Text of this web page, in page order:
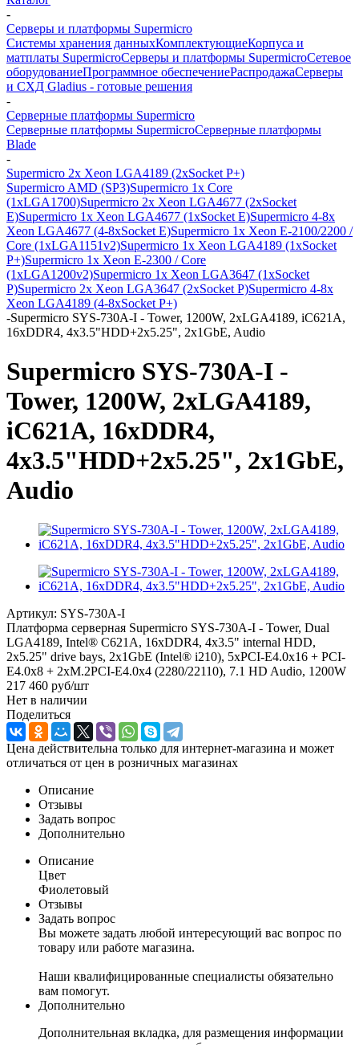
-
Серверы и платформы Supermicro
Системы хранения данныхКомплектующиеКорпуса и
матплаты SupermicroСерверы и платформы SupermicroСетевое
оборудованиеПрограммное обеспечениеРаспродажаСерверы
и СХД Gladius - готовые решения
-
Серверные платформы Supermicro
Серверные платформы SupermicroСерверные платформы
Blade
-
Supermicro 2x Xeon LGA4189 (2xSocket P+)
Supermicro AMD (SP3)Supermicro 1x Core
(1xLGA1700)Supermicro 2x Xeon LGA4677 (2xSocket
E)Supermicro 1x Xeon LGA4677 (1xSocket E)Supermicro 4-8x
Xeon LGA4677 (4-8xSocket E)Supermicro 1x Xeon E-2100/2200 /
Core (1xLGA1151v2)Supermicro 1x Xeon LGA4189 (1xSocket
P+)Supermicro 1x Xeon E-2300 / Core
(1xLGA1200v2)Supermicro 1x Xeon LGA3647 (1xSocket
P)Supermicro 2x Xeon LGA3647 (2xSocket P)Supermicro 4-8x
Xeon LGA4189 (4-8xSocket P+)
-Supermicro SYS-730A-I - Tower, 1200W, 2xLGA4189, iC621A,
16xDDR4, 4x3.5"HDD+2x5.25", 2x1GbE, Audio
Supermicro SYS-730A-I -
Tower, 1200W, 2xLGA4189,
iC621A, 16xDDR4,
4x3.5"HDD+2x5.25", 2x1GbE,
Audio
Артикул: SYS-730A-I
Платформа серверная Supermicro SYS-730A-I - Tower, Dual
LGA4189, Intel® C621A, 16xDDR4, 4x3.5" internal HDD,
2x5.25" drive bays, 2x1GbE (Intel® i210), 5xPCI-E4.0x16 + PCI-
E4.0x8 + 2xM.2PCI-E4.0x4 (2280/22110), 7.1 HD Audio, 1200W
217 460 руб/шт
Нет в наличии
Поделиться
Цена действительна только для интернет-магазина и может
отличаться от цен в розничных магазинах
Описание
Отзывы
Задать вопрос
Дополнительно
Описание
Цвет
Фиолетовый
Отзывы
Задать вопрос
Вы можете задать любой интересующий вас вопрос по
товару или работе магазина.
Наши квалифицированные специалисты обязательно
вам помогут.
Дополнительно
Дополнительная вкладка, для размещения информации